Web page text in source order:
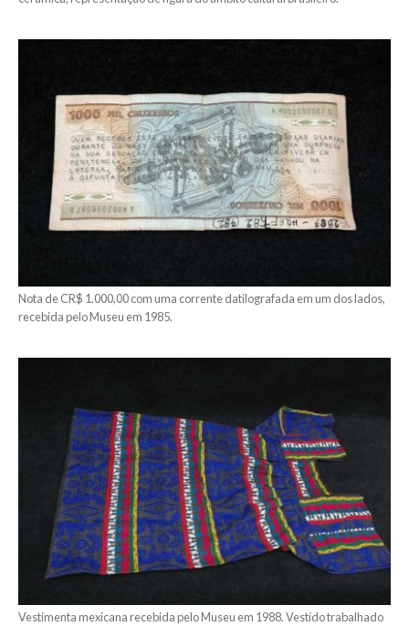
Nota de CR$ 1.000,00 com uma corrente datilografada em um dos lados,
recebida pelo Museu em 1985.
Vestimenta mexicana recebida pelo Museu em 1988. Vestido trabalhado